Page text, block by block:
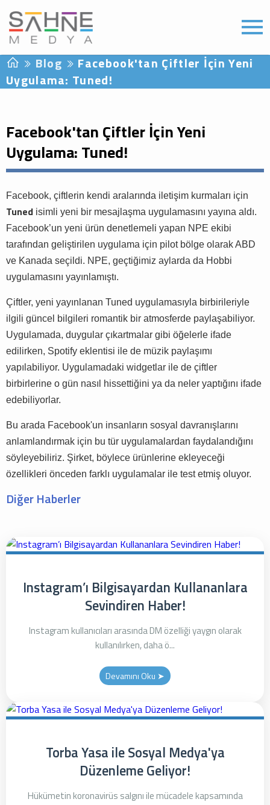
Blog
Facebook'tan Çiftler İçin Yeni
Uygulama: Tuned!
Facebook'tan Çiftler İçin Yeni
Uygulama: Tuned!
Facebook, çiftlerin kendi aralarında iletişim kurmaları için
Tuned isimli yeni bir mesajlaşma uygulamasını yayına aldı.
Facebook’un yeni ürün denetlemeli yapan NPE ekibi
tarafından geliştirilen uygulama için pilot bölge olarak ABD
ve Kanada seçildi. NPE, geçtiğimiz aylarda da Hobbi
uygulamasını yayınlamıştı.
Çiftler, yeni yayınlanan Tuned uygulamasıyla birbirileriyle
ilgili güncel bilgileri romantik bir atmosferde paylaşabiliyor.
Uygulamada, duygular çıkartmalar gibi öğelerle ifade
edilirken, Spotify eklentisi ile de müzik paylaşımı
yapılabiliyor. Uygulamadaki widgetlar ile de çiftler
birbirlerine o gün nasıl hissettiğini ya da neler yaptığını ifade
edebiliyorlar.
Bu arada Facebook'un insanların sosyal davranışlarını
anlamlandırmak için bu tür uygulamalardan faydalandığını
söyleyebiliriz. Şirket, böylece ürünlerine ekleyeceği
özellikleri önceden farklı uygulamalar ile test etmiş oluyor.
Diğer Haberler
Instagram’ı Bilgisayardan Kullananlara
Sevindiren Haber!
Instagram kullanıcıları arasında DM özelliği yaygın olarak
kullanılırken, daha ö...
Devamını Oku ➤
Torba Yasa ile Sosyal Medya'ya
Düzenleme Geliyor!
Hükümetin koronavirüs salgını ile mücadele kapsamında